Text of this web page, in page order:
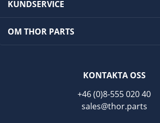
KUNDSERVICE
OM THOR PARTS
KONTAKTA OSS
+46 (0)8-555 020 40
sales@thor.parts